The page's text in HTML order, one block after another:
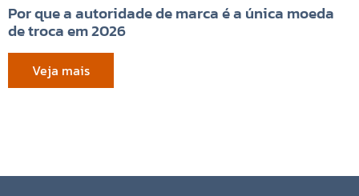
Por que a autoridade de marca é a única moeda
de troca em 2026
Veja mais